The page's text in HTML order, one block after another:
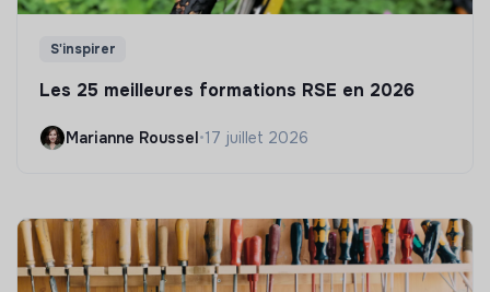
S'inspirer
Les 25 meilleures formations RSE en 2026
Marianne Roussel•17 juillet 2026